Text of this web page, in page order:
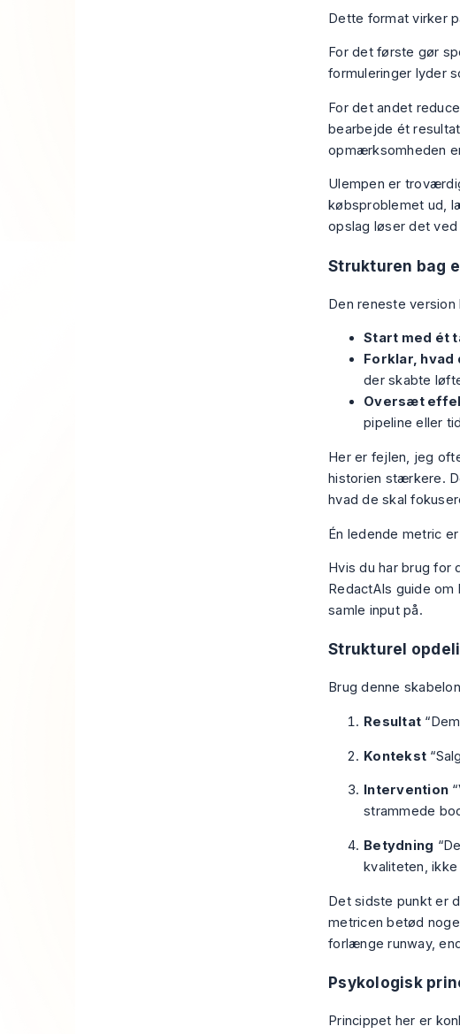
Dette format virker
For det første gør
formuleringer lyder
For det andet
bearbejde ét
opmærksomheden
Ulempen er
købsproblemet ud,
opslag løser det
Strukturen bag
Den reneste version
Start med ét
Forklar,
der skabte
Oversæt
pipeline eller
Her er fejlen, jeg
historien stærkere.
hvad de skal
Én ledende metric
Hvis du har brug
RedactAIs guide om
samle input på.
Strukturel
Brug denne
Resultat
Kontekst
Intervention
strammede
Betydning
kvaliteten, ikke
Det sidste punkt er
metricen betød
forlænge runway,
Psykologisk
Princippet her er